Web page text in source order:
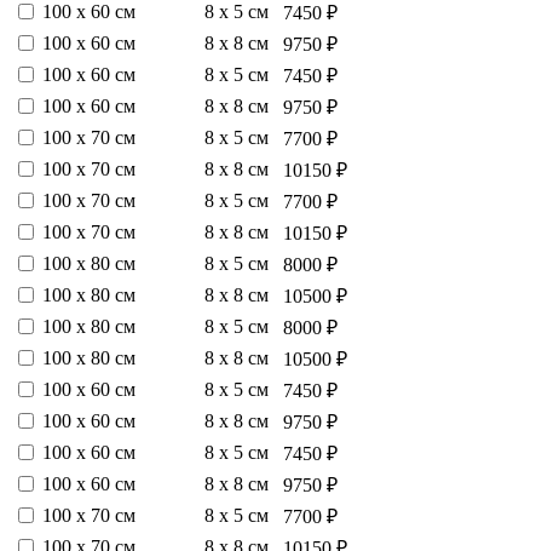
100 х 60 см
8 х 5 см
7450 ₽
100 х 60 см
8 х 8 см
9750 ₽
100 х 60 см
8 х 5 см
7450 ₽
100 х 60 см
8 х 8 см
9750 ₽
100 х 70 см
8 х 5 см
7700 ₽
100 х 70 см
8 х 8 см
10150 ₽
100 х 70 см
8 х 5 см
7700 ₽
100 х 70 см
8 х 8 см
10150 ₽
100 х 80 см
8 х 5 см
8000 ₽
100 х 80 см
8 х 8 см
10500 ₽
100 х 80 см
8 х 5 см
8000 ₽
100 х 80 см
8 х 8 см
10500 ₽
100 х 60 см
8 х 5 см
7450 ₽
100 х 60 см
8 х 8 см
9750 ₽
100 х 60 см
8 х 5 см
7450 ₽
100 х 60 см
8 х 8 см
9750 ₽
100 х 70 см
8 х 5 см
7700 ₽
100 х 70 см
8 х 8 см